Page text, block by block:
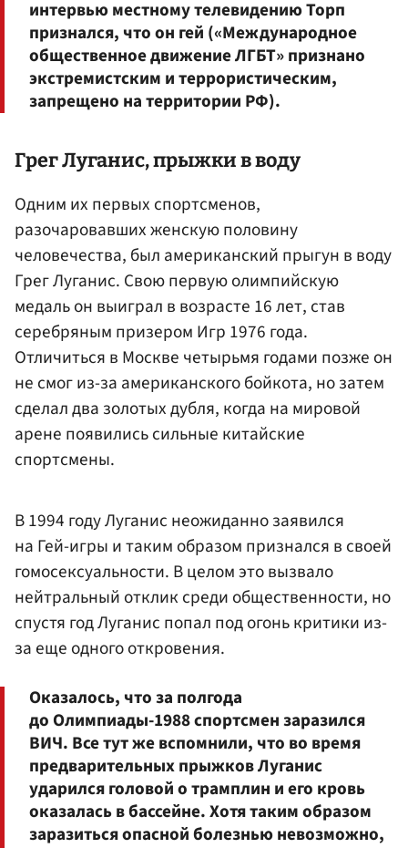
интервью местному телевидению Торп
признался, что он гей («Международное
общественное движение ЛГБТ» признано
экстремистским и террористическим,
запрещено на территории РФ).
ГрегЛуганис, прыжки в воду
Одним их первых спортсменов,
разочаровавших женскую половину
человечества, был американский прыгун в воду
Грег Луганис. Свою первую олимпийскую
медаль он выиграл в возрасте 16 лет, став
серебряным призером Игр 1976 года.
Отличиться в Москве четырьмя годами позже он
не смог из-за американского бойкота, но затем
сделал два золотых дубля, когда на мировой
арене появились сильные китайские
спортсмены.
В 1994 году Луганис неожиданно заявился
на Гей-игры и таким образом признался в своей
гомосексуальности. В целом это вызвало
нейтральный отклик среди общественности, но
спустя год Луганис попал под огонь критики из-
за еще одного откровения.
Оказалось, что за полгода
до Олимпиады-1988 спортсмен заразился
ВИЧ. Все тут же вспомнили, что во время
предварительных прыжков Луганис
ударился головой о трамплин и его кровь
оказалась в бассейне. Хотя таким образом
заразиться опасной болезнью невозможно,